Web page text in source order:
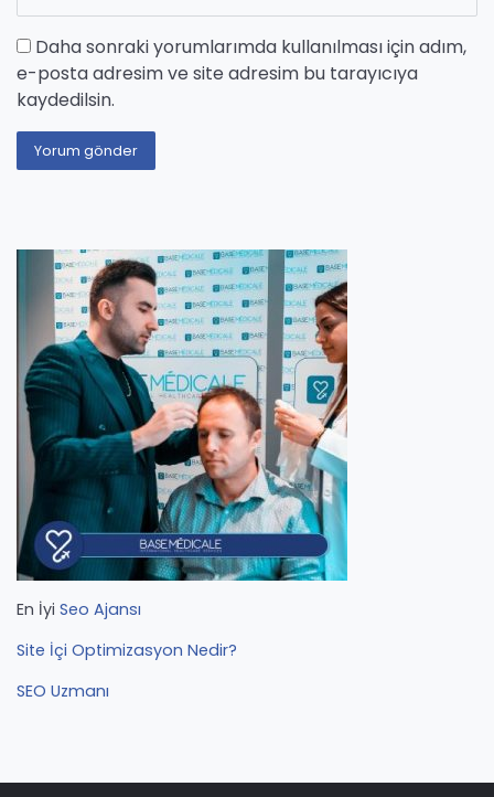
Daha sonraki yorumlarımda kullanılması için adım,
e-posta adresim ve site adresim bu tarayıcıya
kaydedilsin.
En İyi Seo Ajansı
Site İçi Optimizasyon Nedir?
SEO Uzmanı